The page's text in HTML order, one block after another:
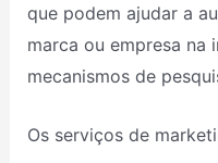
que podem ajudar a
marca ou empresa na
mecanismos de
Os serviços de